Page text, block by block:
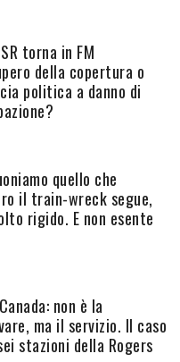
torna in FM
della copertura o
politica a danno di
quello che
il train-wreck segue,
rigido. E non esente
non è la
ma il servizio. Il caso
stazioni della Rogers